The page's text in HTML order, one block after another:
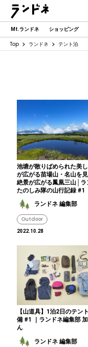
Mt.ランドネ ショッピング
Top ランドネ テント泊
池塘が散りばめられた美
が広がる苗場山・名山を
絶景が広がる鳳凰三山│ラ
たのしみ隊の山行記録 #1
ランドネ 編集部
Outdoor
2022.10.28
【山道具】1泊2日のテン
備 #1 ｜ランドネ編集部
ん
ランドネ 編集部